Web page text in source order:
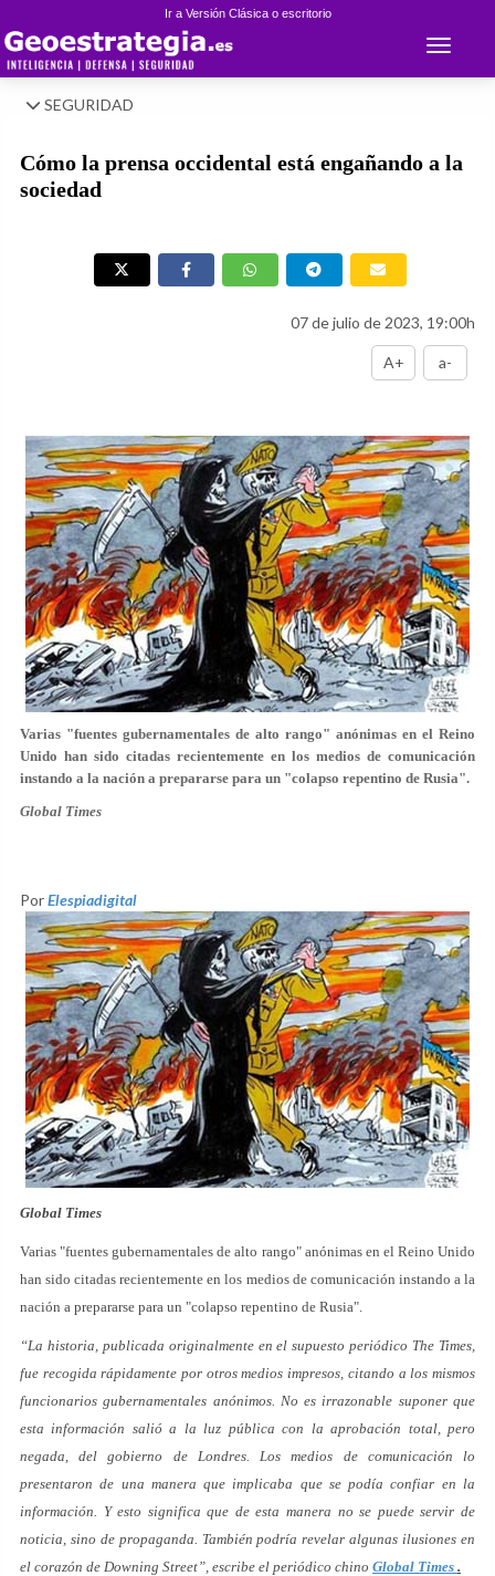
Ir a Versión Clásica o escritorio
Toggle
SEGURIDAD
Cómo la prensa occidental está engañando a la
sociedad
07 de julio de 2023, 19:00h
A+ a-
Varias "fuentes gubernamentales de alto rango" anónimas en el Reino
Unido han sido citadas recientemente en los medios de comunicación
instando a la nación a prepararse para un "colapso repentino de Rusia".
Global Times
PorElespiadigital
Global Times
Varias "fuentes gubernamentales de alto rango" anónimas en el Reino Unido
han sido citadas recientemente en los medios de comunicación instando a la
nación a prepararse para un "colapso repentino de Rusia".
“La historia, publicada originalmente en el supuesto periódico The Times,
fue recogida rápidamente por otros medios impresos, citando a los mismos
funcionarios gubernamentales anónimos. No es irrazonable suponer que
esta información salió a la luz pública con la aprobación total, pero
negada, del gobierno de Londres. Los medios de comunicación lo
presentaron de una manera que implicaba que se podía confiar en la
información. Y esto significa que de esta manera no se puede servir de
noticia, sino de propaganda. También podría revelar algunas ilusiones en
el corazón de Downing Street”, escribe el periódico chino Global Times .